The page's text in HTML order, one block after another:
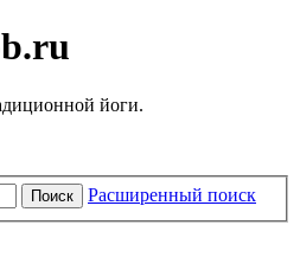
йоги.
Поиск Расширенный поиск